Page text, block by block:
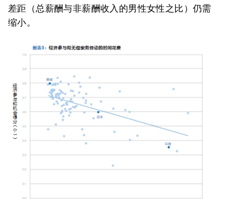
差距（总薪酬与非薪酬收入的男性女性之比）仍需
缩小。